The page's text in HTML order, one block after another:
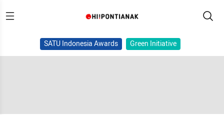
SATU Indonesia Awards Green Initiative